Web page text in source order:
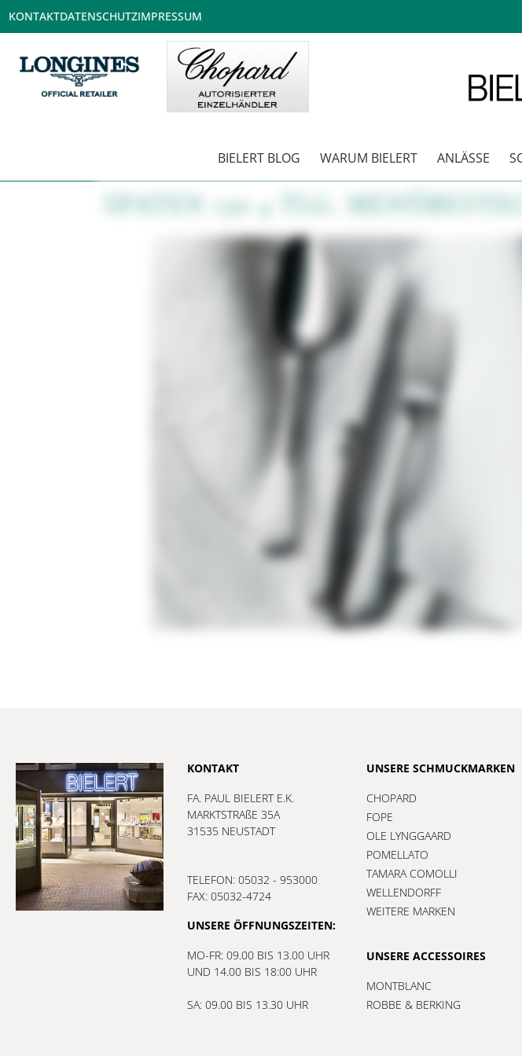
KONTAKTDATENSCHUTZIMPRESSUM
BIELERT BLOG WARUM BIELERT ANLÄSSE
SPATEN 150 4 TLG.
KONTAKT
FA. PAUL BIELERT E.K.
MARKTSTRAßE 35A
31535 NEUSTADT
TELEFON: 05032 - 953000
FAX: 05032-4724
UNSERE ÖFFNUNGSZEITEN:
MO-FR: 09.00 BIS 13.00 UHR
UND 14.00 BIS 18:00 UHR
SA: 09.00 BIS 13.30 UHR
UNSERE SCHMUCKMARKEN
CHOPARD
FOPE
OLE LYNGGAARD
POMELLATO
TAMARA COMOLLI
WELLENDORFF
WEITERE MARKEN
UNSERE ACCESSOIRES
MONTBLANC
ROBBE & BERKING